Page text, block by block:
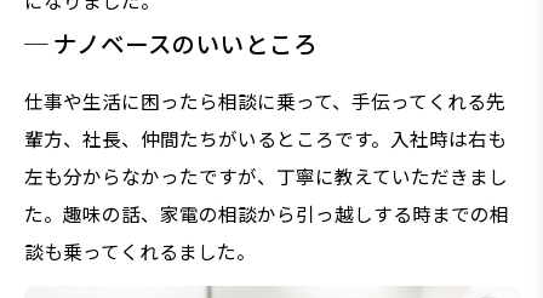
─ ナノベースのいいところ
仕事や生活に困ったら相談に乗って、手伝ってくれる先
輩方、社長、仲間たちがいるところです。入社時は右も
左も分からなかったですが、丁寧に教えていただきまし
た。趣味の話、家電の相談から引っ越しする時までの相
談も乗ってくれるました。